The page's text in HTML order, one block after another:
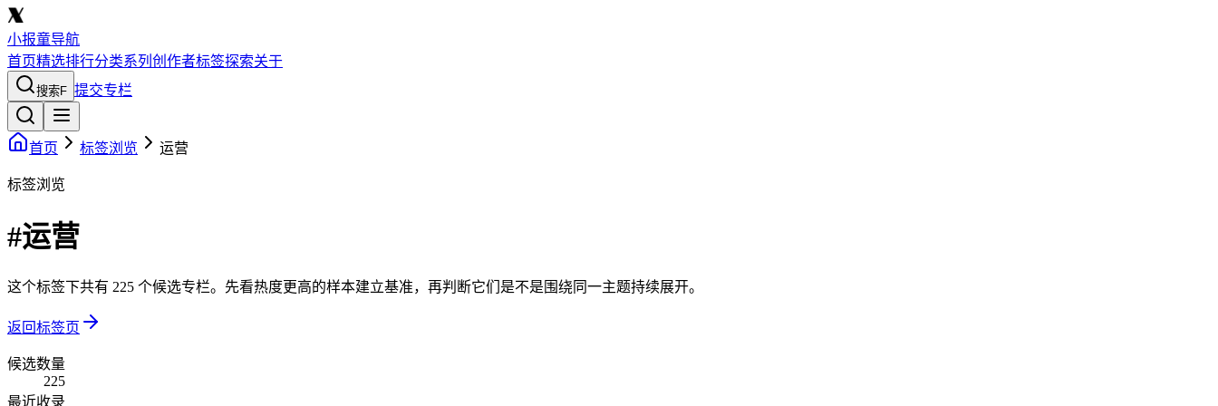
小报童导航
首页精选排行分类系列 创作者标签探索关于
搜索F 提交专栏
首页 标签浏览 运营
标签浏览
#运营
这个标签下共有 225 个候选专栏。先看热度更高的样本建立基准，再判断它们是不是围绕同一主题持续展开。
返回标签页
候选数量
225
最近收录